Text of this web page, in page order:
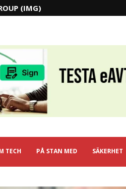
(IMG)
TECH PÅ STAN MED SÄKERHET